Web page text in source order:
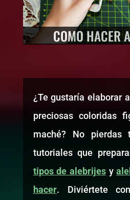
COMO HACER
¿Te gustaría elaborar
preciosas coloridas
maché? No pierdas
tutoriales que
tipos de alebrijesy
hacer. Diviértete